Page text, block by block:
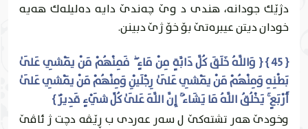
دژێك جودانه‌، هندى د وێ چه‌ندێ دايه‌ ده‌ليله‌ك هه‌يه‌
خودان ديتن عيبره‌تێ بۆ خۆ ژێ دبينن.
{ 45 } { وَاللَّهُ خَلَقَ كُلَّ دَابَّةٍ مِنْ مَاءٍ ۖ فَمِنْهُمْ مَنْ يَمْشِي عَلَىٰ
بَطْنِهِ وَمِنْهُمْ مَنْ يَمْشِي عَلَىٰ رِجْلَيْنِ وَمِنْهُمْ مَنْ يَمْشِي عَلَىٰ
أَرْبَعٍ ۚ يَخْلُقُ اللَّهُ مَا يَشَاءُ ۚ إِنَّ اللَّهَ عَلَىٰ كُلِّ شَيْءٍ قَدِيرٌ }
وخودێ هه‌ر تشته‌كێ ل سه‌ر عه‌ردى ب ڕێڤه‌ دچت ژ ئاڤێ